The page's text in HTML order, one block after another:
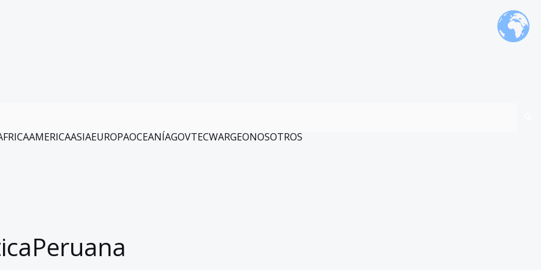
AMERICAASIAEUROPAOCEANÍAGOVTECWARGEONOSOTROS